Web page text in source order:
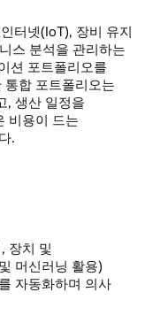
터넷(IoT), 장비 유지
스 분석을 관리하는
션 포트폴리오를
합 포트폴리오는
, 생산 일정을
비용이 드는
.
장치 및
머신러닝 활용)
자동화하며 의사